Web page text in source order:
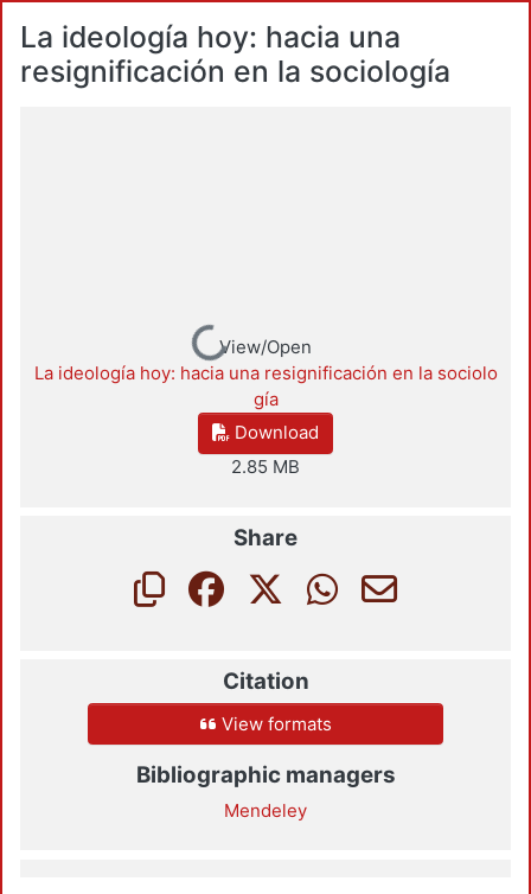
La ideología hoy: hacia una
resignificación en la sociología
Loading...
View/Open
La ideología hoy: hacia una resignificación en la sociolo
gía
Download
2.85 MB
Share
Citation
View formats
Bibliographic managers
Mendeley